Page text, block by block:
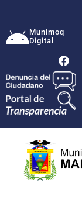
Munimoq
Digital